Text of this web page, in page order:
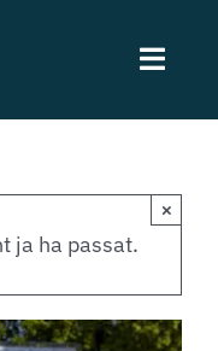
ja ha passat.
×